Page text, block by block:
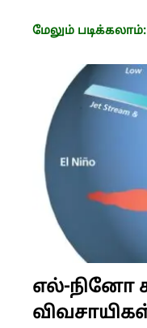
மேலும் படிக்கலாம்:
எல்-நினோ